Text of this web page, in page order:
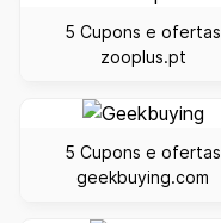
5 Cupons e ofertas
zooplus.pt
5 Cupons e ofertas
geekbuying.com